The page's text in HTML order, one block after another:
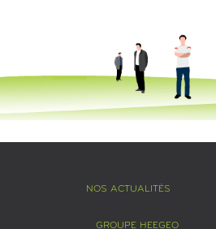
NOS ACTUALITÉS
GROUPE HEEGEO